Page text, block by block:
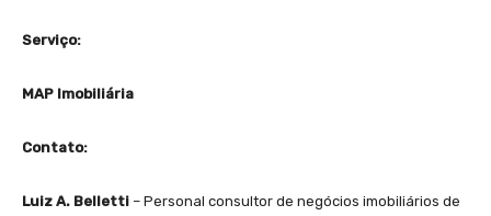
Serviço:
MAP Imobiliária
Contato:
Luiz A. Belletti – Personal consultor de negócios imobiliários de